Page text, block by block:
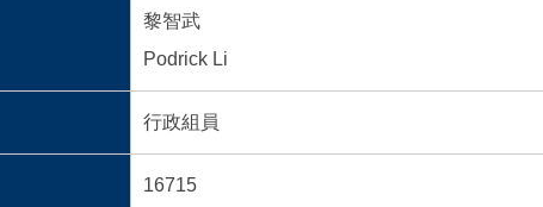
黎智武
Podrick Li
行政組員
16715